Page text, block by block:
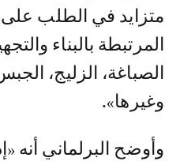
متزايد في الطلب
المرتبطة بالبناء
الصباغة، الزليج،
وغيرها».
وأوضح البرلماني أنه